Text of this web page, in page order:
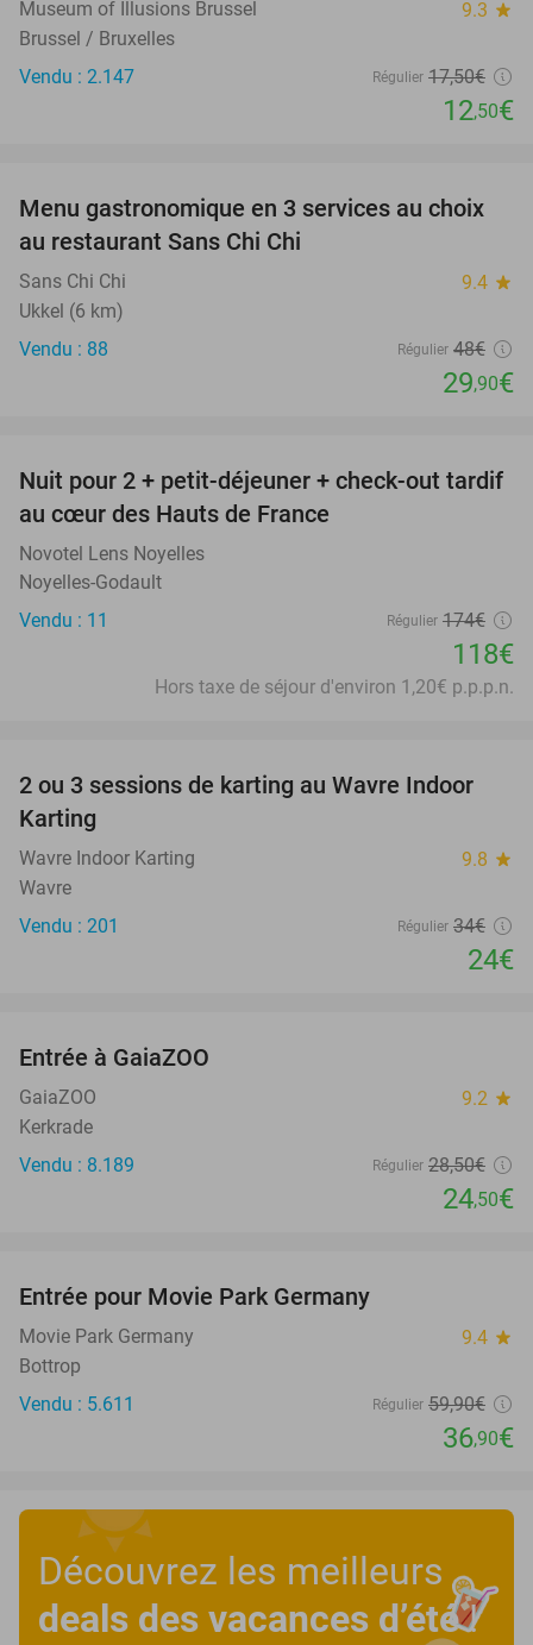
Museum of Illusions Brussel 9.3 star
Brussel / Bruxelles
Vendu : 2.147
Régulier 17,50€
12,50€
38%
Menu gastronomique en 3 services au choix
au restaurant Sans Chi Chi
Sans Chi Chi 9.4 star
Ukkel (6 km)
Vendu : 88
Régulier 48€
29,90€
32%
Nuit pour 2 + petit-déjeuner + check-out tardif
au cœur des Hauts de France
Novotel Lens Noyelles
Noyelles-Godault
Vendu : 11
Régulier 174€
118€
Hors taxe de séjour d'environ 1,20€ p.p.p.n.
29%
2 ou 3 sessions de karting au Wavre Indoor
Karting
Wavre Indoor Karting 9.8 star
Wavre
Vendu : 201
Régulier 34€
24€
Entrée à GaiaZOO
GaiaZOO 9.2 star
Kerkrade
Vendu : 8.189
Régulier 28,50€
24,50€
Entrée pour Movie Park Germany
Movie Park Germany 9.4 star
Bottrop
Vendu : 5.611
Régulier 59,90€
36,90€
Découvrez les meilleurs
deals des vacances d’été!